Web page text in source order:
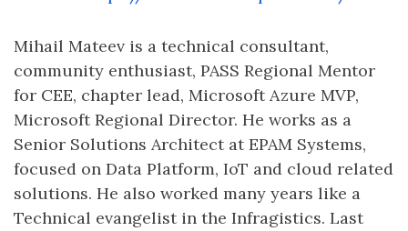
Mihail Mateev is a technical consultant,
community enthusiast, PASS Regional Mentor
for CEE, chapter lead, Microsoft Azure MVP,
Microsoft Regional Director. He works as a
Senior Solutions Architect at EPAM Systems,
focused on Data Platform, IoT and cloud related
solutions. He also worked many years like a
Technical evangelist in the Infragistics. Last